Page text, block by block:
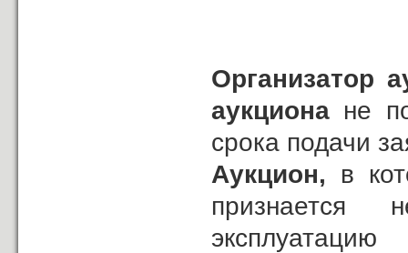
Организатор
аукциона не
срока подачи
Аукцион, в
признается